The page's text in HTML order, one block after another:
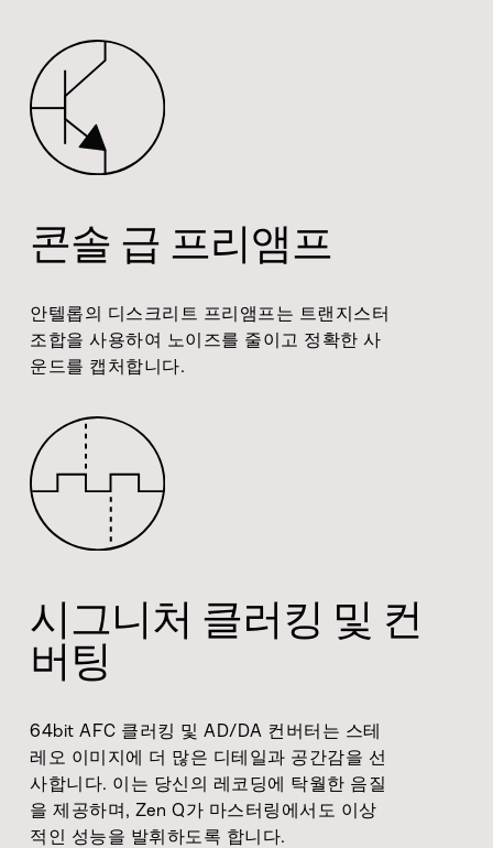
콘솔 급 프리앰프
안텔롭의 디스크리트 프리앰프는 트랜지스터
조합을 사용하여 노이즈를 줄이고 정확한 사
운드를 캡처합니다.
시그니처 클러킹 및 컨
버팅
64bit AFC 클러킹 및 AD/DA 컨버터는 스테
레오 이미지에 더 많은 디테일과 공간감을 선
사합니다. 이는 당신의 레코딩에 탁월한 음질
을 제공하며, Zen Q가 마스터링에서도 이상
적인 성능을 발휘하도록 합니다.